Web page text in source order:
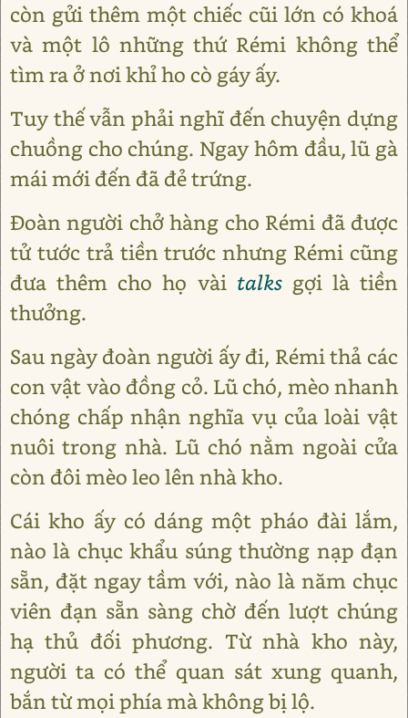
còn gửi thêm một chiếc cũi lớn có khoá
và một lô những thứ Rémi không thể
tìm ra ở nơi khỉ ho cò gáy ấy.
Tuy thế vẫn phải nghĩ đến chuyện dựng
chuồng cho chúng. Ngay hôm đầu, lũ gà
mái mới đến đã đẻ trứng.
Đoàn người chở hàng cho Rémi đã được
tử tước trả tiền trước nhưng Rémi cũng
đưa thêm cho họ vài talksgợi là tiền
thưởng.
Sau ngày đoàn người ấy đi, Rémi thả các
con vật vào đồng cỏ. Lũ chó, mèo nhanh
chóng chấp nhận nghĩa vụ của loài vật
nuôi trong nhà. Lũ chó nằm ngoài cửa
còn đôi mèo leo lên nhà kho.
Cái kho ấy có dáng một pháo đài lắm,
nào là chục khẩu súng thường nạp đạn
sẵn, đặt ngay tầm với, nào là năm chục
viên đạn sẵn sàng chờ đến lượt chúng
hạ thủ đối phương. Từ nhà kho này,
người ta có thể quan sát xung quanh,
bắn từ mọi phía mà không bị lộ.